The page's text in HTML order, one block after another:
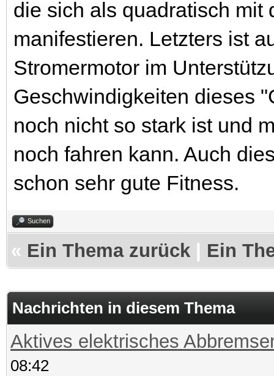
die sich als quadratisch mit
manifestieren. Letzters ist
Stromermotor im
Geschwindigkeiten dieses
noch nicht so stark ist und
noch fahren kann. Auch
schon sehr gute Fitness.
Suchen
« Ein Thema zurück Ein
Nachrichten in diesem Thema
Aktives elektrisches
08:42